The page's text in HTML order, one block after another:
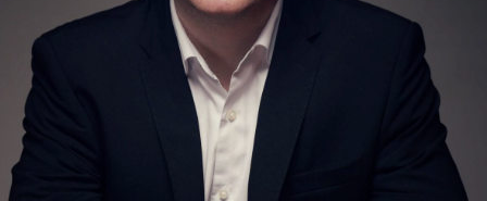
Галерея-музей чудесного классика советского и
постсоветского искусства, мастера живописи и
скульптуры, академика Николая Багратовича
Галерея Нико